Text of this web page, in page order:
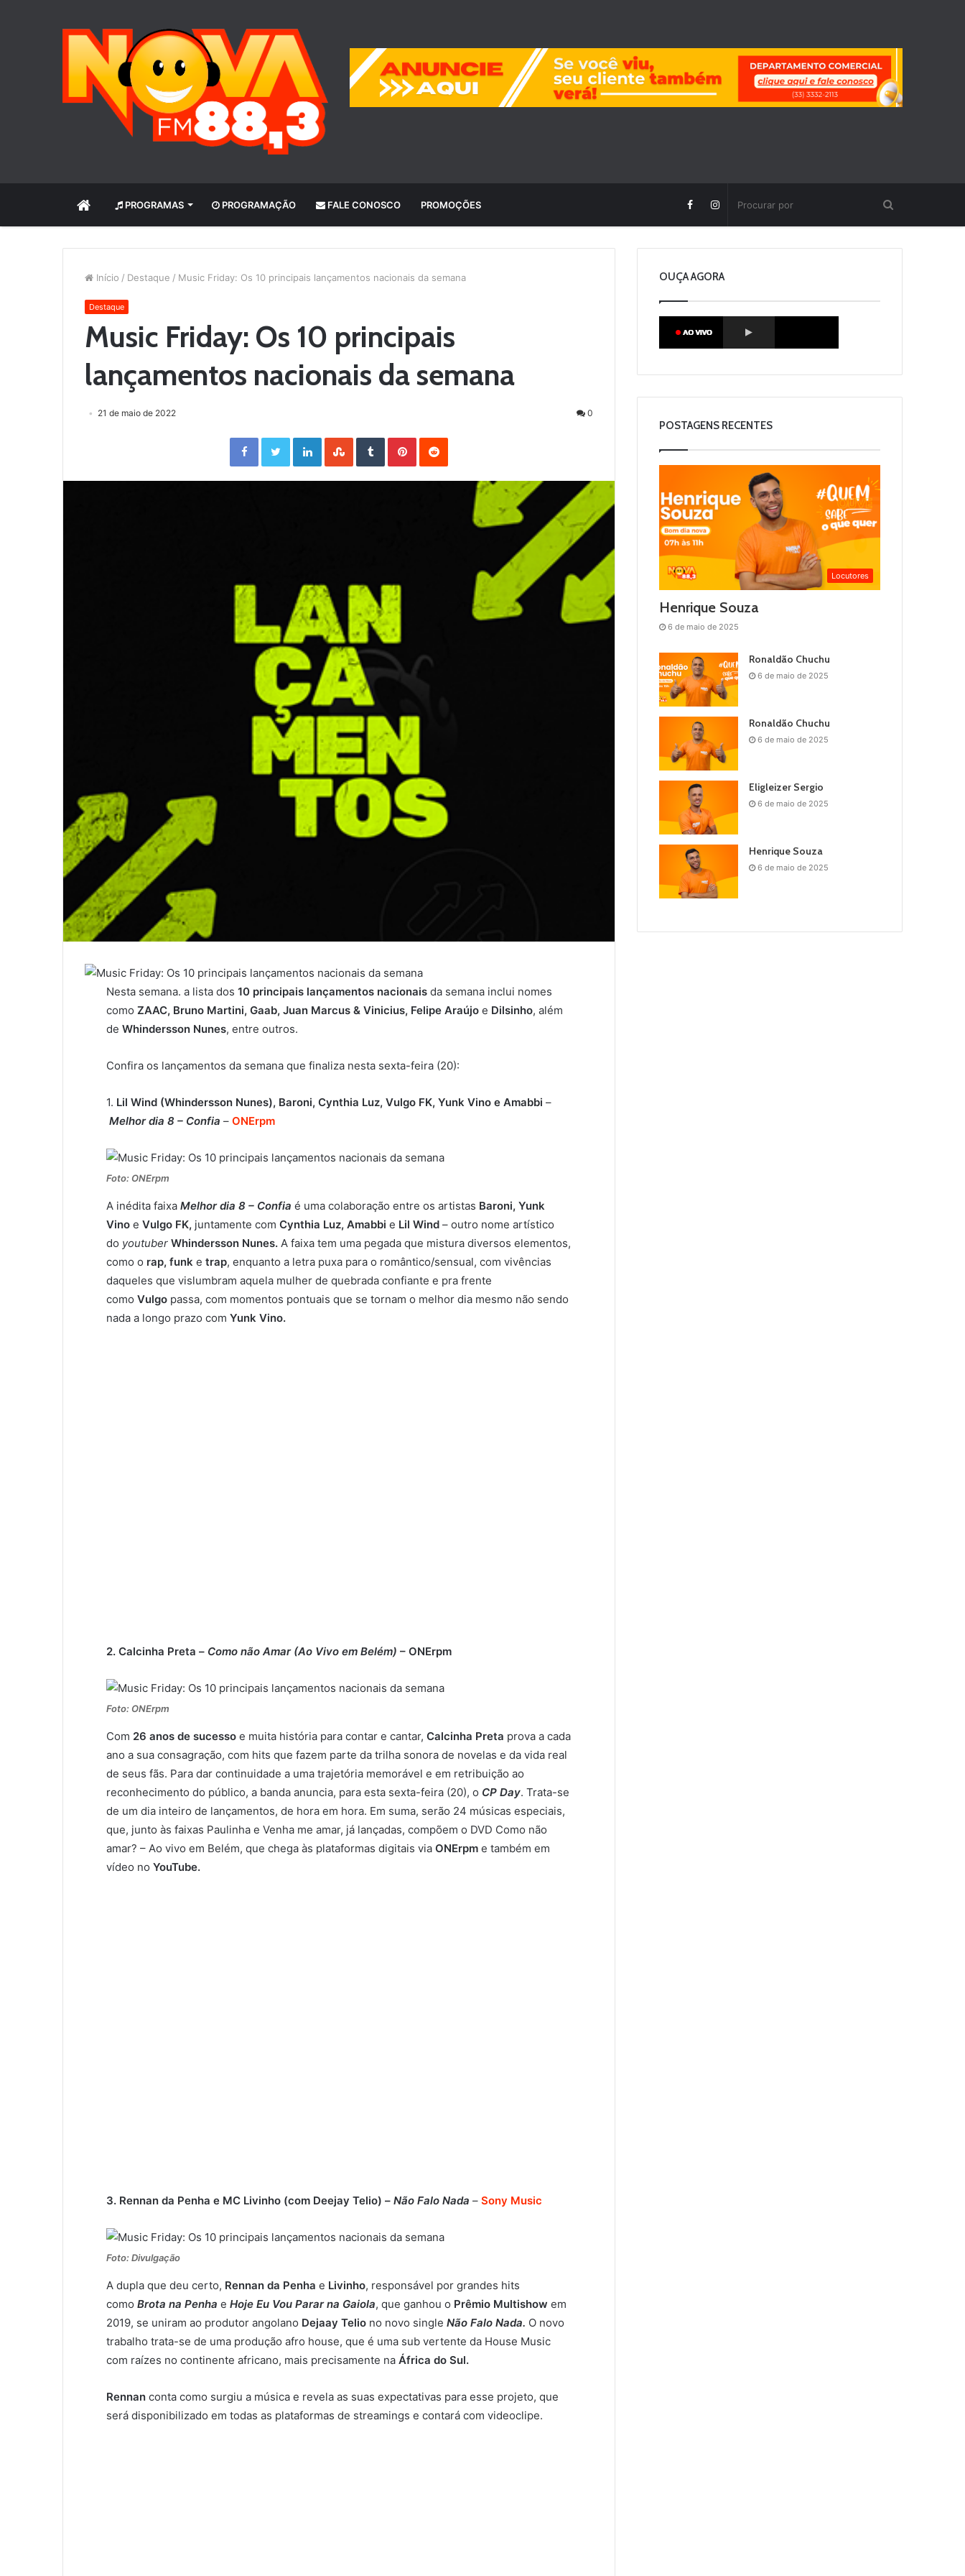
INÍCIO PROGRAMAS PROGRAMAÇÃO FALE CONOSCO PROMOÇÕES
Início / Destaque / Music Friday: Os 10 principais lançamentos nacionais da semana
Destaque
Music Friday: Os 10 principais
lançamentos nacionais da semana
21 de maio de 2022 0
Facebook Twitter LinkedIn StumbleUpon Tumblr Pinterest
Nesta semana. a lista dos 10 principais lançamentos nacionais da semana inclui nomes
como ZAAC, Bruno Martini, Gaab, Juan Marcus & Vinicius, Felipe Araújo e Dilsinho, além
de Whindersson Nunes, entre outros.
Confira os lançamentos da semana que finaliza nesta sexta-feira (20):
1. Lil Wind (Whindersson Nunes), Baroni, Cynthia Luz, Vulgo FK, Yunk Vino e Amabbi –
Melhor dia 8 – Confia – ONErpm
Foto: ONErpm
A inédita faixa Melhor dia 8 – Confia é uma colaboração entre os artistas Baroni, Yunk
Vino e Vulgo FK, juntamente com Cynthia Luz, Amabbi e Lil Wind – outro nome artístico
do youtuber Whindersson Nunes. A faixa tem uma pegada que mistura diversos elementos,
como o rap, funk e trap, enquanto a letra puxa para o romântico/sensual, com vivências
daqueles que vislumbram aquela mulher de quebrada confiante e pra frente
como Vulgo passa, com momentos pontuais que se tornam o melhor dia mesmo não sendo
nada a longo prazo com Yunk Vino.
2. Calcinha Preta – Como não Amar (Ao Vivo em Belém) – ONErpm
Foto: ONErpm
Com 26 anos de sucesso e muita história para contar e cantar, Calcinha Preta prova a cada
ano a sua consagração, com hits que fazem parte da trilha sonora de novelas e da vida real
de seus fãs. Para dar continuidade a uma trajetória memorável e em retribuição ao
reconhecimento do público, a banda anuncia, para esta sexta-feira (20), o CP Day. Trata-se
de um dia inteiro de lançamentos, de hora em hora. Em suma, serão 24 músicas especiais,
que, junto às faixas Paulinha e Venha me amar, já lançadas, compõem o DVD Como não
amar? – Ao vivo em Belém, que chega às plataformas digitais via ONErpm e também em
vídeo no YouTube.
3. Rennan da Penha e MC Livinho (com Deejay Telio) – Não Falo Nada – Sony Music
Foto: Divulgação
A dupla que deu certo, Rennan da Penha e Livinho, responsável por grandes hits
como Brota na Penha e Hoje Eu Vou Parar na Gaiola, que ganhou o Prêmio Multishow em
2019, se uniram ao produtor angolano Dejaay Telio no novo single Não Falo Nada. O novo
trabalho trata-se de uma produção afro house, que é uma sub vertente da House Music
com raízes no continente africano, mais precisamente na África do Sul.
Rennan conta como surgiu a música e revela as suas expectativas para esse projeto, que
será disponibilizado em todas as plataformas de streamings e contará com videoclipe.
OUÇA AGORA
POSTAGENS RECENTES
Locutores
Henrique Souza
6 de maio de 2025
Ronaldão Chuchu
6 de maio de 2025
Ronaldão Chuchu
6 de maio de 2025
Eligleizer Sergio
6 de maio de 2025
Henrique Souza
6 de maio de 2025